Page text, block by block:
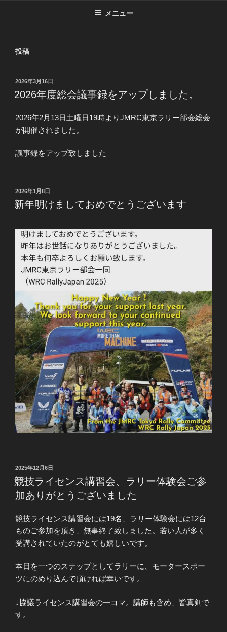
メニュー
投稿
投
稿
日:
2026年3月16日
2026年度総会議事録をアップしました。
2026年2月13日土曜日19時よりJMRC東京ラリー部会総会
が開催されました。
議事録をアップ致しました
投
稿
日:
2026年1月8日
新年明けましておめでとうございます
投
稿
日:
2025年12月6日
競技ライセンス講習会、ラリー体験会ご参
加ありがとうございました
競技ライセンス講習会には19名、ラリー体験会には12台
ものご参加を頂き、無事終了致しました。若い人が多く
受講されていたのがとても嬉しいです。
本日を一つのステップとしてラリーに、モータースポー
ツにのめり込んで頂ければ幸いです。
↓協議ライセンス講習会の一コマ。講師も含め、皆真剣で
す。